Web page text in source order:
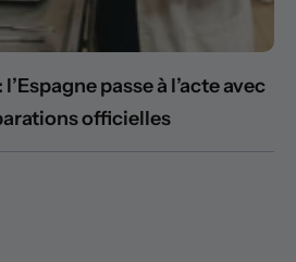
passe à l’acte avec
officielles